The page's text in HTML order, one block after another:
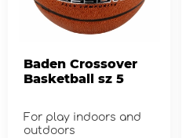
Baden Crossover
Basketball sz 5
For play indoors and
outdoors